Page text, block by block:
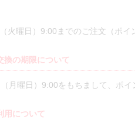
火曜日）9:00までのご注文（ポ
の期限について
月曜日）9:00をもちまして、ポイ
用について